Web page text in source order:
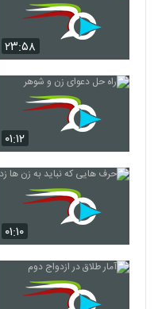
۲۳:۵۸
۰۱:۱۲
۰۱:۱۰